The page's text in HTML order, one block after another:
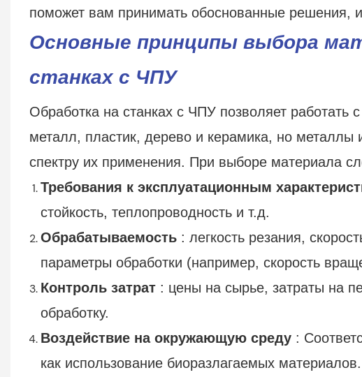
поможет вам принимать обоснованные решения,
Основные принципы выбора
станках с ЧПУ
Обработка на станках с ЧПУ позволяет работать
металл, пластик, дерево и керамика, но
спектру их применения. При выборе материала
Требования к эксплуатационным
стойкость, теплопроводность и т.д.
Обрабатываемость: легкость резания,
параметры обработки (например, скорость
Контроль затрат: цены на сырье, затраты на
обработку.
Воздействие на окружающую среду:
как использование биоразлагаемых материалов.